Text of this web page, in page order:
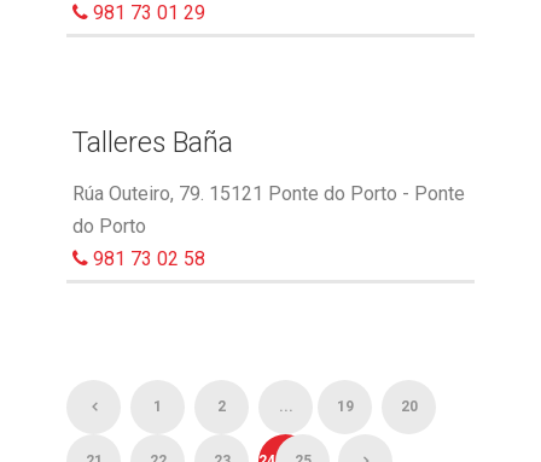
981 73 01 29
Talleres Baña
Rúa Outeiro, 79. 15121 Ponte do Porto - Ponte
do Porto
981 73 02 58
1 2 ... 19 20